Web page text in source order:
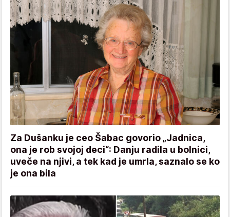
Za Dušanku je ceo Šabac govorio „Jadnica,
ona je rob svojoj deci“: Danju radila u bolnici,
uveče na njivi, a tek kad je umrla, saznalo se ko
je ona bila